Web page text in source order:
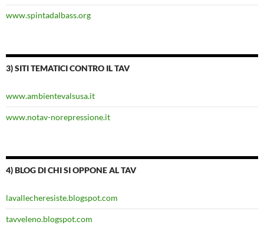
www.spintadalbass.org
3) SITI TEMATICI CONTRO IL TAV
www.ambientevalsusa.it
www.notav-norepressione.it
4) BLOG DI CHI SI OPPONE AL TAV
lavallecheresiste.blogspot.com
tavveleno.blogspot.com